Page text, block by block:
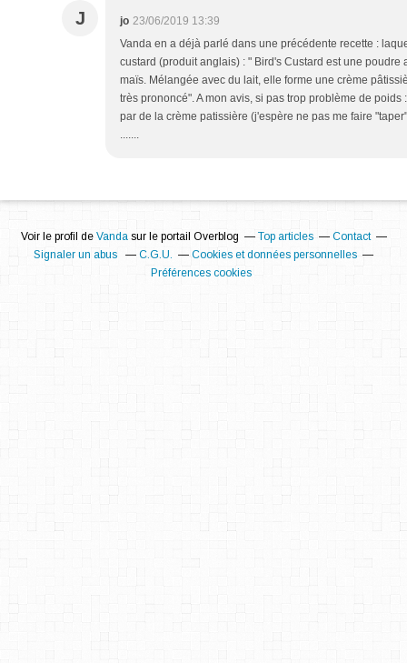
J jo 23/06/2019 13:39
Vanda en a déjà parlé dans une précédente recette :
custard (produit anglais) : " Bird's Custard est une
maïs. Mélangée avec du lait, elle forme une crème
très prononcé". A mon avis, si pas trop problème de
par de la crème patissière (j'espère ne pas me faire
Voir le profil de Vanda sur le portail Overblog Top articles
Contact
Signaler un abus
C.G.U.
Cookies et données personnelles
Préférences cookies